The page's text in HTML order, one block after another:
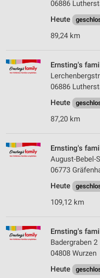
06886
Heute
89,24 km
Ernsting's
06886
Heute
87,20 km
Ernsting's
August-Bebel-
06773
Heute
109,12 km
Ernsting's
Badergraben 2
04808 Wurzen
Heute